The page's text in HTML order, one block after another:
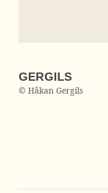
GERGILS
© Håkan Gergils